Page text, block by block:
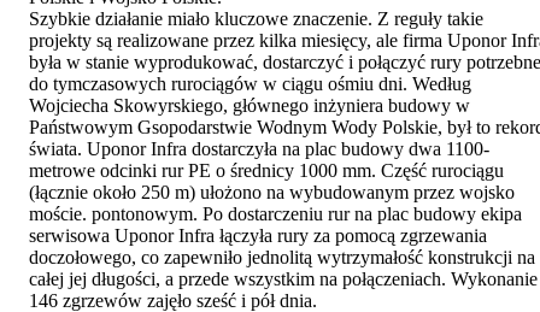
Szybkie działanie miało kluczowe znaczenie. Z reguły takie
projekty są realizowane przez kilka miesięcy, ale firma Uponor
była w stanie wyprodukować, dostarczyć i połączyć rury potrzebne
do tymczasowych rurociągów w ciągu ośmiu dni. Według
Wojciecha Skowyrskiego, głównego inżyniera budowy w
Państwowym Gsopodarstwie Wodnym Wody Polskie, był to
świata. Uponor Infra dostarczyła na plac budowy dwa 1100-
metrowe odcinki rur PE o średnicy 1000 mm. Część rurociągu
(łącznie około 250 m) ułożono na wybudowanym przez wojsko
moście. pontonowym. Po dostarczeniu rur na plac budowy ekipa
serwisowa Uponor Infra łączyła rury za pomocą zgrzewania
doczołowego, co zapewniło jednolitą wytrzymałość konstrukcji na
całej jej długości, a przede wszystkim na połączeniach. Wykonanie
146 zgrzewów zajęło sześć i pół dnia.